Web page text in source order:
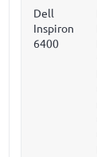
Dell
Inspiron
6400